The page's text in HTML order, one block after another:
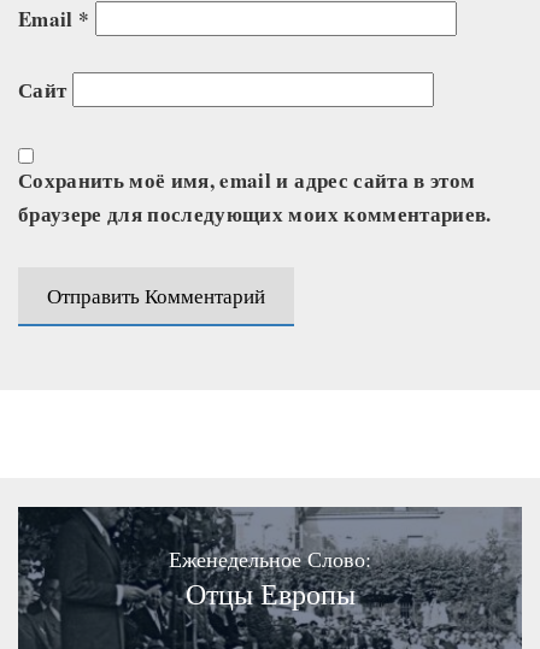
Email *
Сайт
Сохранить моё имя, email и адрес сайта в этом
браузере для последующих моих комментариев.
Еженедельное Слово:
Отцы Европы